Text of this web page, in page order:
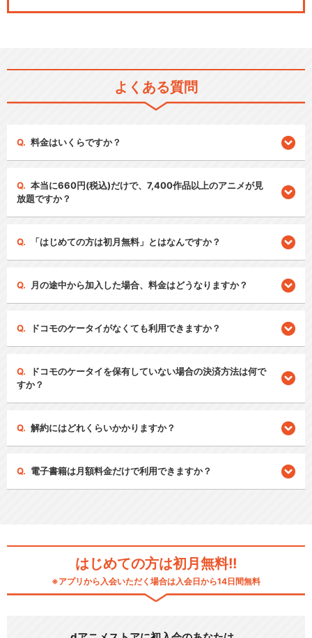
よくある質問
料金はいくらですか？
本当に660円(税込)だけで、7,400作品以上のアニメが見
放題ですか？
「はじめての方は初月無料」とはなんですか？
月の途中から加入した場合、料金はどうなりますか？
ドコモのケータイがなくても利用できますか？
ドコモのケータイを保有していない場合の決済方法は何で
すか？
解約にはどれくらいかかりますか？
電子書籍は月額料金だけで利用できますか？
はじめての方は初月無料!!
※アプリから入会いただく場合は入会日から14日間無料